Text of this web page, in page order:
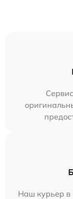
Наш курьер в